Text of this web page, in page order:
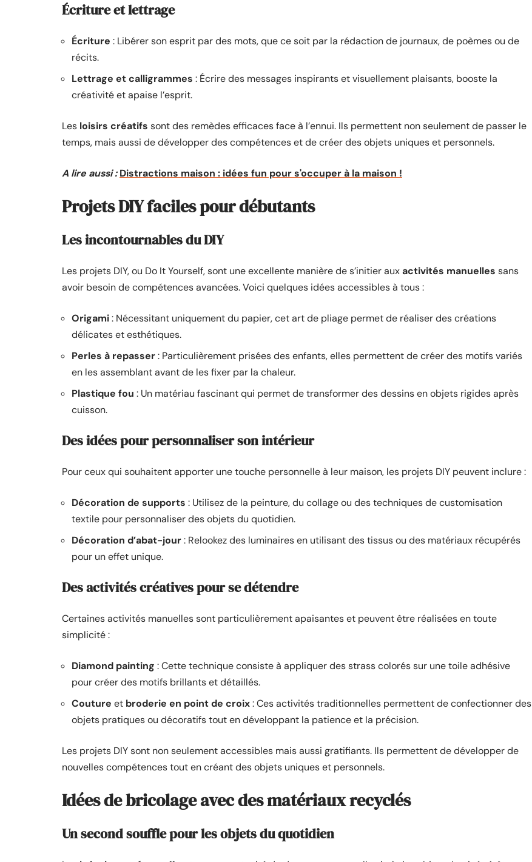
Écriture et lettrage
Écriture : Libérer son esprit par des mots, que ce soit par la rédaction de journaux, de poèmes ou de
récits.
Lettrage et calligrammes : Écrire des messages inspirants et visuellement plaisants, booste la
créativité et apaise l’esprit.
Les loisirs créatifs sont des remèdes efficaces face à l’ennui. Ils permettent non seulement de passer le
temps, mais aussi de développer des compétences et de créer des objets uniques et personnels.
A lire aussi : Distractions maison : idées fun pour s'occuper à la maison !
Projets DIY faciles pour débutants
Les incontournables du DIY
Les projets DIY, ou Do It Yourself, sont une excellente manière de s’initier auxactivités manuelles sans
avoir besoin de compétences avancées. Voici quelques idées accessibles à tous :
Origami: Nécessitant uniquement du papier, cet art de pliage permet de réaliser des créations
délicates et esthétiques.
Perles à repasser: Particulièrement prisées des enfants, elles permettent de créer des motifs variés
en les assemblant avant de les fixer par la chaleur.
Plastique fou : Un matériau fascinant qui permet de transformer des dessins en objets rigides après
cuisson.
Des idées pour personnaliser son intérieur
Pour ceux qui souhaitent apporter une touche personnelle à leur maison, les projets DIY peuvent inclure :
Décoration de supports : Utilisez de la peinture, du collage ou des techniques de customisation
textile pour personnaliser des objets du quotidien.
Décoration d’abat-jour: Relookez des luminaires en utilisant des tissus ou des matériaux récupérés
pour un effet unique.
Des activités créatives pour se détendre
Certaines activités manuelles sont particulièrement apaisantes et peuvent être réalisées en toute
simplicité :
Diamond painting : Cette technique consiste à appliquer des strass colorés sur une toile adhésive
pour créer des motifs brillants et détaillés.
Couture et broderie en point de croix: Ces activités traditionnelles permettent de confectionner des
objets pratiques ou décoratifs tout en développant la patience et la précision.
Les projets DIY sont non seulement accessibles mais aussi gratifiants. Ils permettent de développer de
nouvelles compétences tout en créant des objets uniques et personnels.
Idées de bricolage avec des matériaux recyclés
Un second souffle pour les objets du quotidien